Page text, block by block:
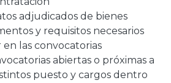
adjudicados de bienes
y requisitos necesarios
las convocatorias
abiertas o próximas a
puesto y cargos dentro